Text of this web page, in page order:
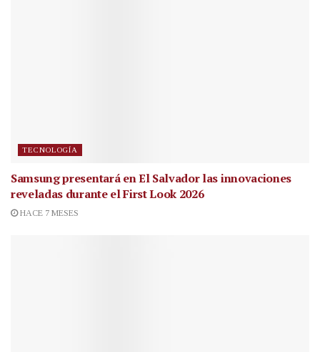
TECNOLOGÍA
Samsung presentará en El Salvador las innovaciones
reveladas durante el First Look 2026
HACE 7 MESES